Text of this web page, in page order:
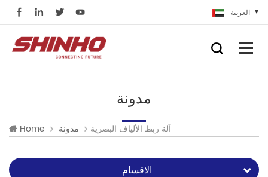
العربية
مدونة
Home مدونة آلة ربط الألياف البصرية
الاقسام